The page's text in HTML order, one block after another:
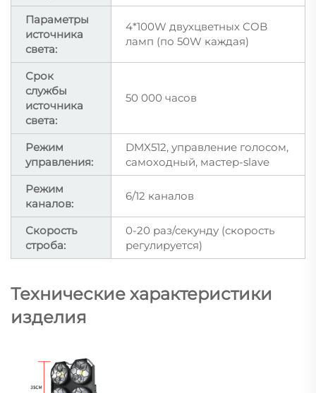
Параметры
источника
света:
4*100W двухцветных COB
ламп (по 50W каждая)
Срок
службы
источника
света:
50 000 часов
Режим
управления:
DMX512, управление голосом,
самоходный, мастер-slave
Режим
каналов:
6/12 каналов
Скорость
строба:
0-20 раз/секунду (скорость
регулируется)
Технические характеристики
изделия